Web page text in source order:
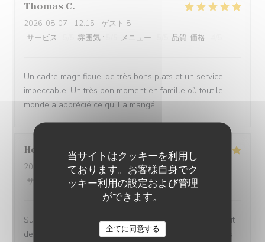
当サイトはクッキーを利用し
ております。お客様自身でク
ッキー利用の設定および管理
ができます。
全てに同意する
Thomas C
2026-08-07 - 12:15 - ゲスト 8
サービス : 雰囲気 : メニュー : 品質-価格 :
Un cadre magnifique, de très bons plats et un service
impeccable. Un très bon moment en famille où tout le
monde a apprécié ce qu'il a mangé.
Helene
2026-08-06 - 19:30 - ゲスト 2
サービス
/5 雰囲気: 5/5 メニュー:5 /5 品質-価格
Super moment. La vue est magnifique et manger au bruit
des vagues est très agréable. La cuisine et les cocktails